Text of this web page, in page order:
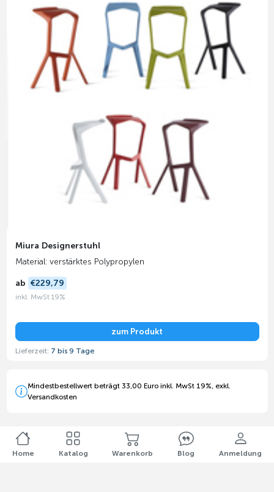
Miura Designerstuhl
Material: verstärktes Polypropylen
ab €229,79
inkl. MwSt 19%
zum Produkt
Lieferzeit: 7 bis 9 Tage
Mindestbestellwert beträgt 33,00 Euro inkl. MwSt 19%, exkl.
Versandkosten
Home Katalog Warenkorb Blog Anmeldung